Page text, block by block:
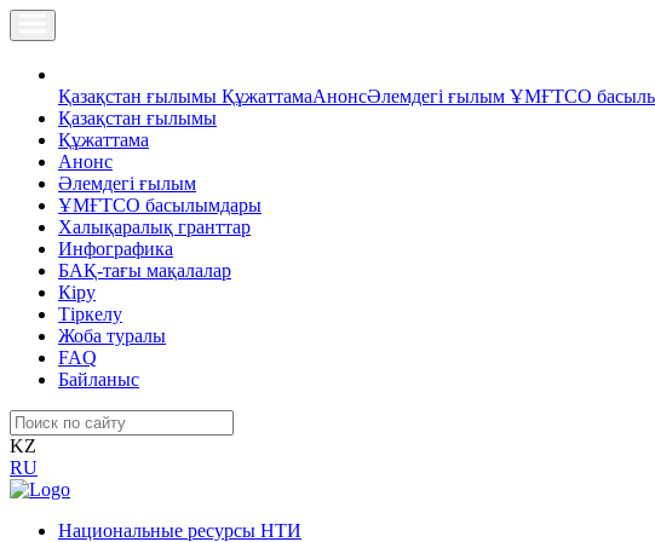
Қазақстан ғылымы ҚұжаттамаАнонсӘлемдегі ғылым ҰМҒТСО
Қазақстан ғылымы
Құжаттама
Анонс
Әлемдегі ғылым
ҰМҒТСО басылымдары
Халықаралық гранттар
Инфографика
БАҚ-тағы мақалалар
Кіру
Тіркелу
Жоба туралы
FAQ
Байланыс
KZ
RU
Национальные ресурсы НТИ